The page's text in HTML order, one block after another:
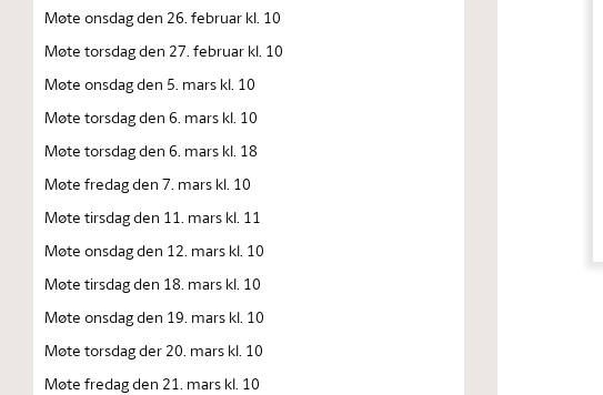
Møte onsdag den 26. februar kl. 10
Møte torsdag den 27. februar kl. 10
Møte onsdag den 5. mars kl. 10
Møte torsdag den 6. mars kl. 10
Møte torsdag den 6. mars kl. 18
Møte fredag den 7. mars kl. 10
Møte tirsdag den 11. mars kl. 11
Møte onsdag den 12. mars kl. 10
Møte tirsdag den 18. mars kl. 10
Møte onsdag den 19. mars kl. 10
Møte torsdag der 20. mars kl. 10
Møte fredag den 21. mars kl. 10